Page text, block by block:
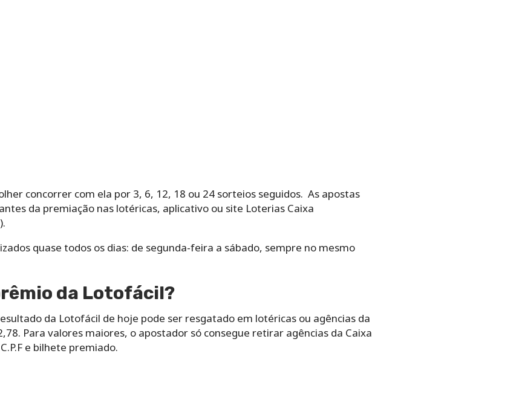
‌concorrer‌ ‌com‌ ‌ela‌ ‌por‌ ‌3,‌ ‌6,‌ ‌12,‌ ‌18‌ ‌ou‌ ‌24‌ ‌sorteios seguidos.‌ ‌ As apostas
da premiação nas lotéricas, aplicativo ou site Loterias Caixa
‌quase‌ ‌todos‌ ‌os‌ ‌dias: de‌ ‌segunda-feira‌ ‌a‌ ‌sábado,‌ ‌sempre‌ ‌no‌ ‌mesmo‌
da Lotofácil?
da Lotofácil de hoje pode ser resgatado em lotéricas ou agências da
Para valores maiores, o apostador só consegue retirar agências da Caixa
e bilhete premiado.